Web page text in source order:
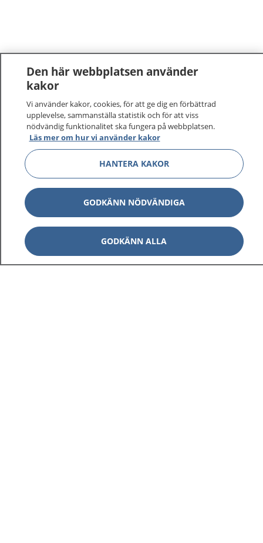
1177 tryggt om din hälsa och vård
På 1177.se får du råd om hälsa och information om
sjukdomar och vilka mottagningar du kan kontakta.
Logga in för att läsa din journal och göra dina
vårdärenden. Ring telefonnummer 1177 för
sjukvårdsrådgivning dygnet runt.
1177 ger dig råd när du vill må bättre.
Den här webbplatsen använder
kakor
Vi använder kakor, cookies, för att ge dig en förbättrad
upplevelse, sammanställa statistik och för att viss
nödvändig funktionalitet ska fungera på webbplatsen.
Läs mer om hur vi använder kakor
HANTERA KAKOR
GODKÄNN NÖDVÄNDIGA
GODKÄNN ALLA